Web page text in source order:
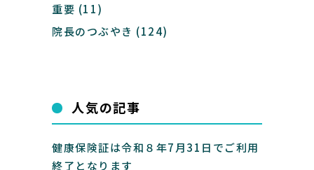
重要 (11)
院長のつぶやき (124)
人気の記事
健康保険証は令和８年7月31日でご利用
終了となります